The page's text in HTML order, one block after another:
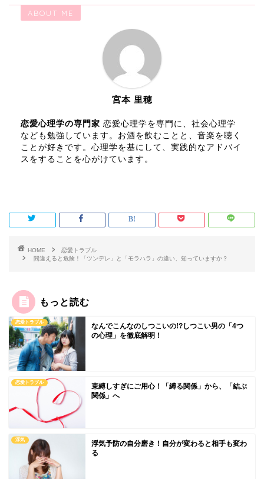
ABOUT ME
宮本 里穂
恋愛心理学の専門家 恋愛心理学を専門に、社会心理学
なども勉強しています。お酒を飲むことと、音楽を聴く
ことが好きです。心理学を基にして、実践的なアドバイ
スをすることを心がけています。
HOME
恋愛トラブル
間違えると危険！「ツンデレ」と「モラハラ」の違い、知っていますか？
もっと読む
恋愛トラブル
なんでこんなのしつこいの!?しつこい男の「4つ
の心理」を徹底解明！
恋愛トラブル
束縛しすぎにご用心！「縛る関係」から、「結ぶ
関係」へ
浮気
浮気予防の自分磨き！自分が変わると相手も変わ
る